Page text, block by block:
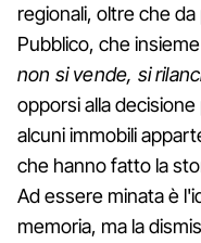
regionali, oltre che
Pubblico, che
non si vende, si
opporsi alla
alcuni immobili
che hanno fatto la
Ad essere minata è
memoria, ma la